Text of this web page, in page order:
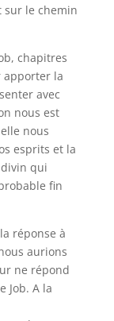
sur le chemin
chapitres
apporter la
avec
nous est
nous
esprits et la
qui
fin
réponse à
aurions
ne répond
Job. A la